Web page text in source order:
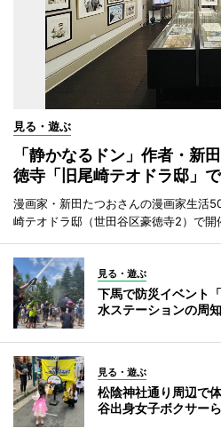
見る・遊ぶ
「静かなるドン」作者・
徳寺「旧尾崎テオドラ邸」で
漫画家・新田たつおさんの漫画家生活
崎テオドラ邸（世田谷区豪徳寺2）で開
見る・遊ぶ
下馬で防災イベント
水ステーションの周
見る・遊ぶ
松陰神社通り周辺で
谷出身女子ボクサー